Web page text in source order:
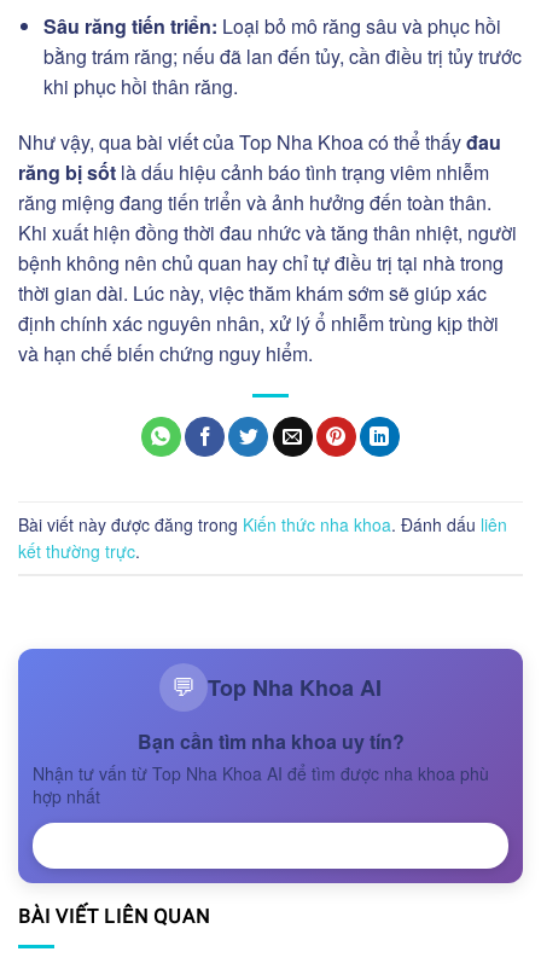
Sâu răng tiến triển: Loại bỏ mô răng sâu và phục hồi
bằng trám răng; nếu đã lan đến tủy, cần điều trị tủy trước
khi phục hồi thân răng.
Như vậy, qua bài viết của Top Nha Khoa có thể thấyđau
răng bị sốt là dấu hiệu cảnh báo tình trạng viêm nhiễm
răng miệng đang tiến triển và ảnh hưởng đến toàn thân.
Khi xuất hiện đồng thời đau nhức và tăng thân nhiệt, người
bệnh không nên chủ quan hay chỉ tự điều trị tại nhà trong
thời gian dài. Lúc này, việc thăm khám sớm sẽ giúp xác
định chính xác nguyên nhân, xử lý ổ nhiễm trùng kịp thời
và hạn chế biến chứng nguy hiểm.
Bài viết này được đăng trong Kiến thức nha khoa. Đánh dấu liên
kết thường trực.
💬 Top Nha Khoa AI
Bạn cần tìm nha khoa uy tín?
Nhận tư vấn từ Top Nha Khoa AI để tìm được nha khoa phù
hợp nhất
BÀI VIẾT LIÊN QUAN